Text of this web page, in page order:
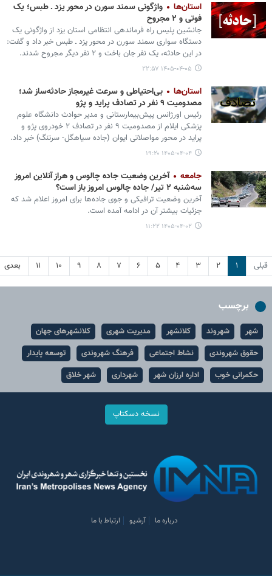
استان‌ها
واژگونی سمند سورن در محور یزد ـ طبس؛ یک
فوتی و ۲ مجروح
جانشین پلیس راه فرماندهی انتظامی استان یزد از واژگونی یک
دستگاه سواری سمند سورن در محور یزد ـ طبس خبر داد و گفت:
در این حادثه، یک نفر جان باخت و ۲ نفر دیگر مجروح شدند.
۱۴۰۵-۰۴-۰۵ ۲۲:۵۷
استان‌ها
بی‌احتیاطی و سرعت غیرمجاز حادثه‌ساز شد؛
مصدومیت ۹ نفر در تصادف پراید و پژو
رئیس اورژانس پیش‌بیمارستانی و مدیر حوادث دانشگاه علوم
پزشکی ایلام از مصدومیت ۹ نفر در تصادف ۲ خودروی پژو و
پراید در محور مواصلاتی ایوان (جاده سیاهگل- سرتنگ) خبر داد.
۱۴۰۵-۰۴-۰۴ ۱۹:۲۰
جامعه
آخرین وضعیت جاده چالوس و هراز آنلاین امروز
سه‌شنبه ۲ تیر/ جاده چالوس امروز باز است؟
آخرین وضعیت ترافیکی و جوی جاده‌ها برای امروز اعلام شد که
جزئیات بیشتر آن در ادامه آمده است.
۱۴۰۵-۰۴-۰۲ ۱۱:۲۲
قبلی ۱ ۲ ۳ ۴ ۵ ۶ ۷ ۸ ۹ ۱۰ ۱۱ بعدی
برچسب
شهر شهروند کلانشهر مدیریت شهری
کلانشهرهای جهان
حقوق شهروندی
نشاط اجتماعی فرهنگ شهروندی
توسعه پایدار
حکمرانی خوب
اداره ارزان شهر شهرداری شهر خلاق
نسخه دسکتاپ
درباره ما آرشیو ارتباط با ما